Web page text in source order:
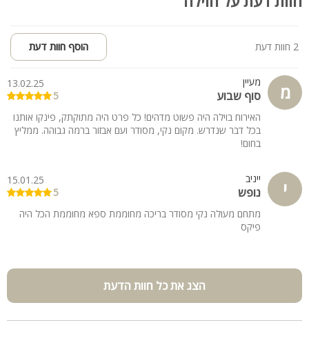
2 חוות דעת הוסף חוות דעת
מ מעיין
סוף שבוע
13.02.25
5
האירוח בוילה היה פשוט מדהים! כל פרט היה מתוקתק, פינקו אותנו
בכל דבר שנדרש. מקום נקי, מסודר ועם אבזור ברמה גבוהה. ממליץ
בחום!
י ייניב
נופש
15.01.25
5
מתחם מעולה נקי מסודר בריכה מחוממת ספא מחוממת הכל היה
פיקס
הצג את כל חוות הדעת